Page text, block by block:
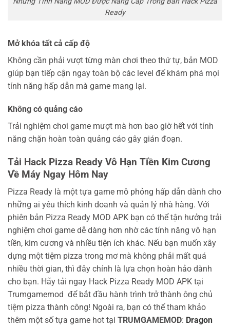
Ready
Mở khóa tất cả cấp độ
Không cần phải vượt từng màn chơi theo thứ tự, bản MOD
giúp bạn tiếp cận ngay toàn bộ các level để khám phá mọi
tính năng hấp dẫn mà game mang lại.
Không có quảng cáo
Trải nghiệm chơi game mượt mà hơn bao giờ hết với tính
năng chặn hoàn toàn quảng cáo gây gián đoạn.
Tải Hack Pizza Ready Vô Hạn Tiền Kim Cương
Về Máy Ngay Hôm Nay
Pizza Ready là một tựa game mô phỏng hấp dẫn dành cho
những ai yêu thích kinh doanh và quản lý nhà hàng. Với
phiên bản Pizza Ready MOD APK bạn có thể tận hưởng trải
nghiệm chơi game dễ dàng hơn nhờ các tính năng vô hạn
tiền, kim cương và nhiều tiện ích khác. Nếu bạn muốn xây
dựng một tiệm pizza trong mơ mà không phải mất quá
nhiều thời gian, thì đây chính là lựa chọn hoàn hảo dành
cho bạn. Hãy tải ngay Hack Pizza Ready MOD APK tại
Trumgamemod để bắt đầu hành trình trở thành ông chủ
tiệm pizza thành công! Ngoài ra, bạn có thể tham khảo
thêm một số tựa game hot tại TRUMGAMEMOD: Dragon